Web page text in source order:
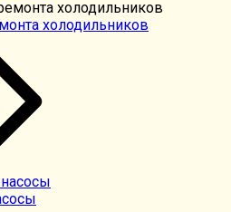
холодильников